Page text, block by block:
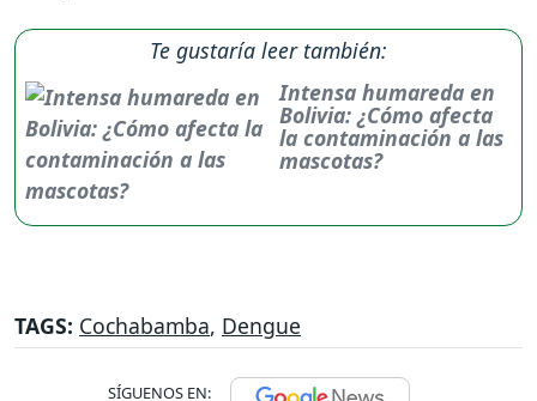
Te gustaría leer también:
Intensa humareda en
Bolivia: ¿Cómo afecta
la contaminación a las
mascotas?
TAGS: Cochabamba, Dengue
SÍGUENOS EN: